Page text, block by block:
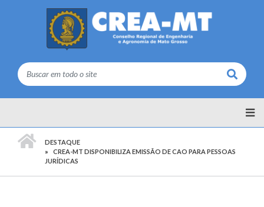
Buscar
DESTAQUE
CREA-MT DISPONIBILIZA EMISSÃO DE CAO PARA PESSOAS
JURÍDICAS